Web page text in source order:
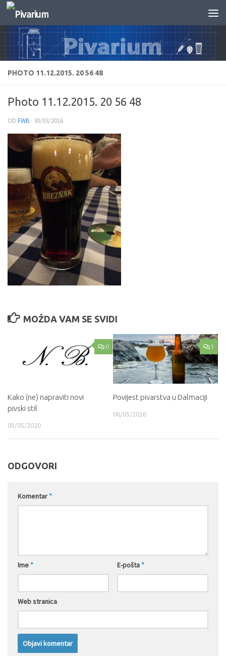
Skip to content
PHOTO 11.12.2015. 20 56 48
Photo 11.12.2015. 20 56 48
OD FWB · 30/03/2016
MOŽDA VAM SE SVIDI
0
Kako (ne) napraviti novi
pivski stil
05/05/2020
1
Povijest pivarstva u Dalmaciji
06/05/2016
ODGOVORI
Komentar *
Ime * E-pošta *
Web stranica